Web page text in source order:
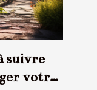
suivre
votre